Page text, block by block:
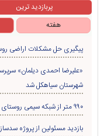
پربازدید ترین
هفته
پیگیری حل مشکلات اراضی
«علیرضا احمدی دیلمان»
شهرستان سیاهکل شد
۹۹۰ متر از شبکه سیمی روستای لشکریان به کابل خودنگهدار ارتقاء یافت
بازدید مسئولین از پروژه